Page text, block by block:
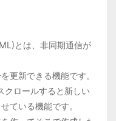
とは、非同期通信が
更新できる機能です。
クロールすると新しい
ている機能です。